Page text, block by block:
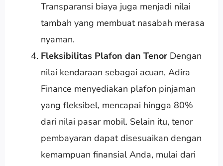
Transparansi biaya juga menjadi nilai
tambah yang membuat nasabah merasa
nyaman.
Fleksibilitas Plafon dan TenorDengan
nilai kendaraan sebagai acuan, Adira
Finance menyediakan plafon pinjaman
yang fleksibel, mencapai hingga 80%
dari nilai pasar mobil. Selain itu, tenor
pembayaran dapat disesuaikan dengan
kemampuan finansial Anda, mulai dari